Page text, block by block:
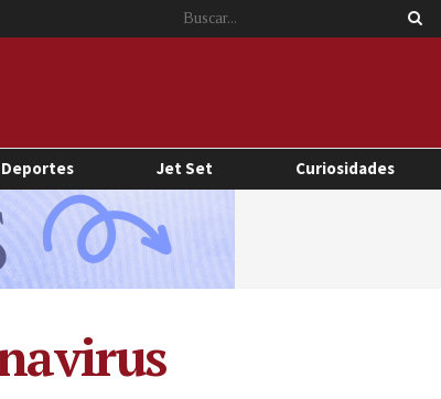
Deportes Jet Set Curiosidades